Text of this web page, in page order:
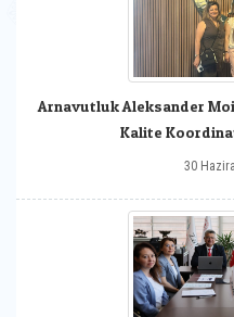
Arnavutluk Aleksander
Kalite
30